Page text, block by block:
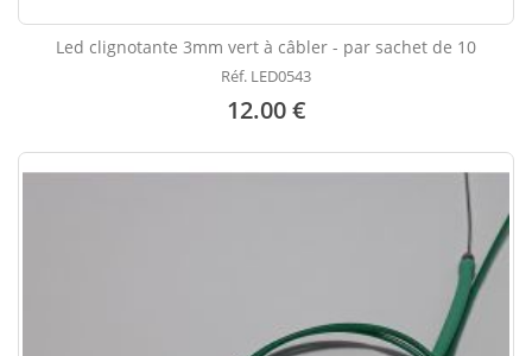
Led clignotante 3mm vert à câbler - par sachet de 10
Réf. LED0543
12.00 €